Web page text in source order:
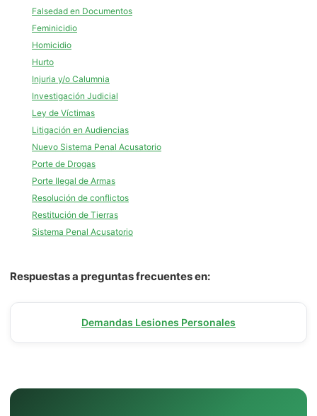
Falsedad en Documentos
Feminicidio
Homicidio
Hurto
Injuria y/o Calumnia
Investigación Judicial
Ley de Víctimas
Litigación en Audiencias
Nuevo Sistema Penal Acusatorio
Porte de Drogas
Porte Ilegal de Armas
Resolución de conflictos
Restitución de Tierras
Sistema Penal Acusatorio
Respuestas a preguntas frecuentes en:
Demandas Lesiones Personales